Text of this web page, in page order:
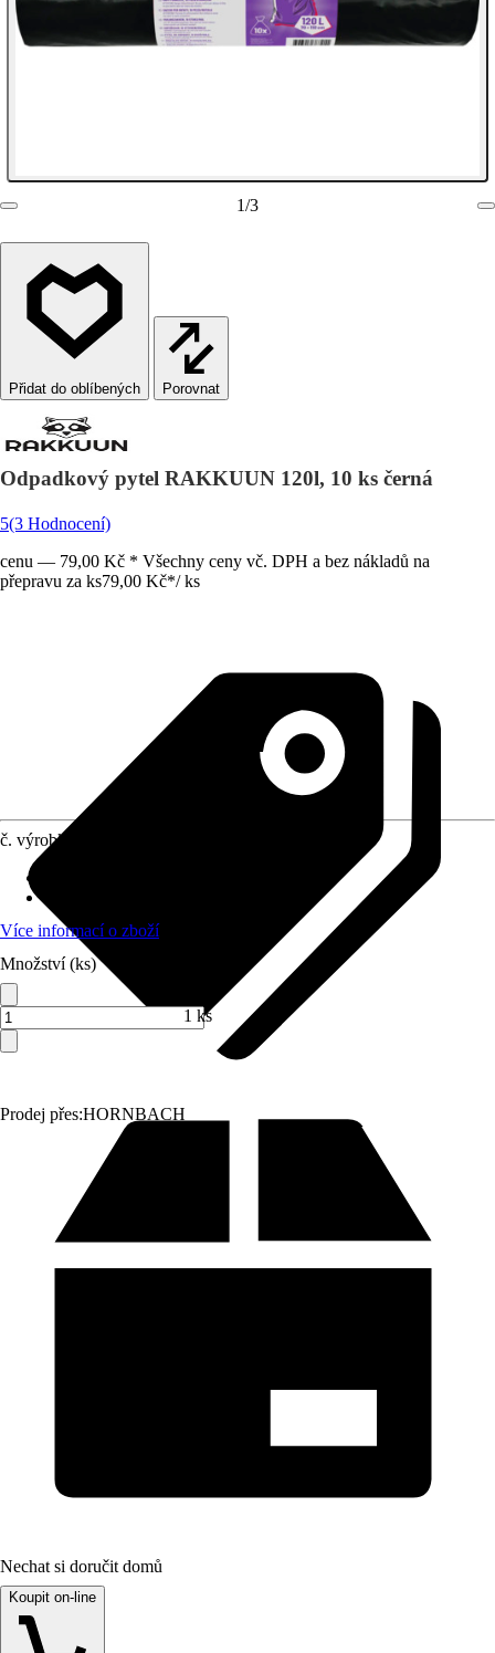
1/3
Porovnat
Odpadkový pytel RAKKUUN 120l, 10 ks černá
5(3 Hodnocení)
cenu — 79,00 Kč * Všechny ceny vč. DPH a bez nákladů na
přepravu za ks79,00 Kč*/ ks
Prodej přes:HORNBACH
č. výrobku
Více informací o zboží
Množství (ks)
1 ks
Nechat si doručit domů
Koupit on-line